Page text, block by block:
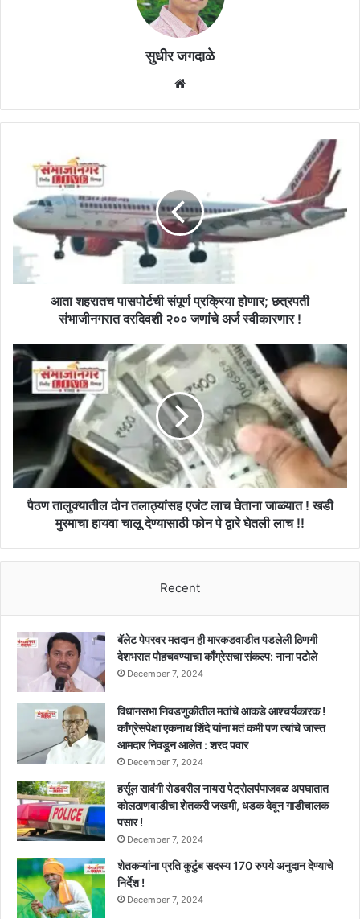
सुधीर जगदाळे
शहरातच
पासपोर्टची
संपूर्ण
प्रक्रिया
होणार;
छत्रपती
संभाजीनगरात
दरदिवशी
स्वीकारणार
आता शहरातच पासपोर्टची संपूर्ण प्रक्रिया होणार; छत्रपती
संभाजीनगरात दरदिवशी २०० जणांचे अर्ज स्वीकारणार !
पैठण
तालुक्यातील
दोन
तलाठ्यांसह
जाळ्यात
!
खडी
घेतली
पैठण तालुक्यातील दोन तलाठ्यांसह एजंट लाच घेताना जाळ्यात ! खडी
मुरमाचा हायवा चालू देण्यासाठी फोन पे द्वारे घेतली लाच !!
Recent
बॅलेट पेपरवर मतदान ही मारकडवाडीत पडलेली ठिणगी
देशभरात पोहचवण्याचा काँग्रेसचा संकल्प: नाना पटोले
December 7, 2024
विधानसभा निवडणुकीतील मतांचे आकडे आश्चर्यकारक !
काँग्रेसपेक्षा एकनाथ शिंदे यांना मतं कमी पण त्यांचे जास्त
आमदार निवडून आलेत : शरद पवार
December 7, 2024
हर्सूल सावंगी रोडवरील नायरा पेट्रोलपंपाजवळ अपघातात
कोलठाणवाडीचा शेतकरी जखमी, धडक देवून गाडीचालक
पसार !
December 7, 2024
शेतकऱ्यांना प्रति कुटुंब सदस्य 170 रुपये अनुदान देण्याचे
निर्देश !
December 7, 2024